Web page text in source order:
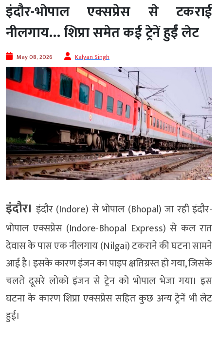
इंदौर-भोपाल एक्सप्रेस से टकराई
नीलगाय… शिप्रा समेत कई ट्रेनें हुईं लेट
May 08, 2026 Kalyan Singh
इंदौर। इंदौर (Indore) से भोपाल (Bhopal) जा रही इंदौर-
भोपाल एक्सप्रेस (Indore-Bhopal Express) से कल रात
देवास के पास एक नीलगाय (Nilgai) टकराने की घटना सामने
आई है। इसके कारण इंजन का पाइप क्षतिग्रस्त हो गया, जिसके
चलते दूसरे लोको इंजन से ट्रेन को भोपाल भेजा गया। इस
घटना के कारण शिप्रा एक्सप्रेस सहित कुछ अन्य ट्रेनें भी लेट
हुई।